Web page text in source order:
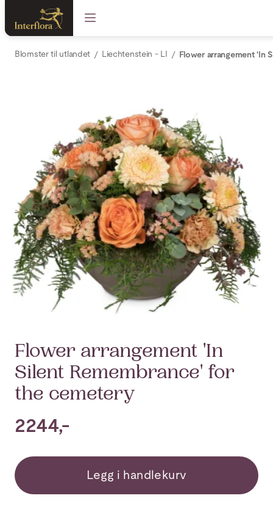
Blomster til utlandet Liechtenstein - LI Flower arrangement 'In
Flower arrangement 'In
Silent Remembrance' for
the cemetery
2244,-
Legg i handlekurv